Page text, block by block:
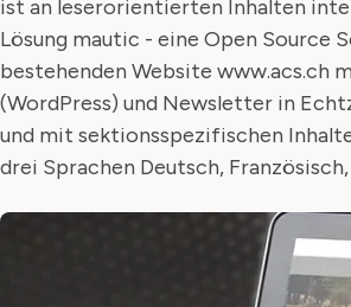
ist an leserorientierten Inhalten
Lösung mautic - eine Open Source
bestehenden Website www.acs.ch
(WordPress) und Newsletter in
und mit sektionsspezifischen
drei Sprachen Deutsch,